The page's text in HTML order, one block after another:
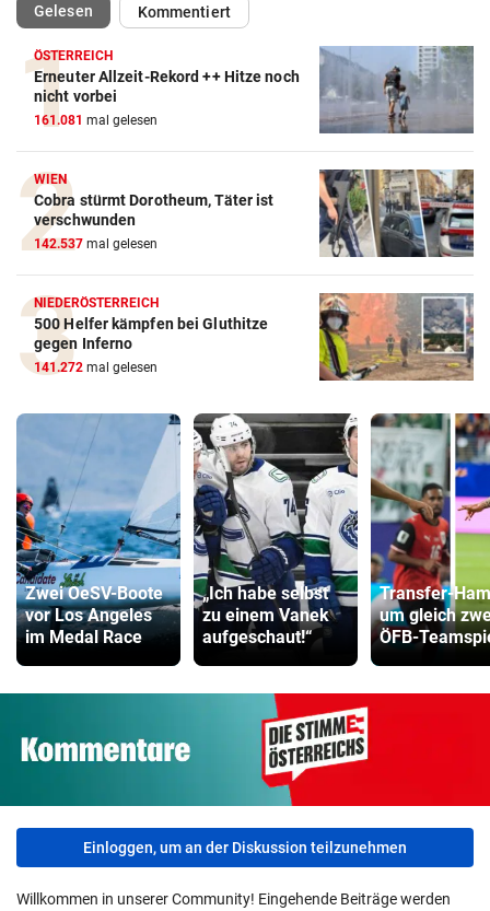
Gelesen(ausgewählt)Kommentiert
ÖSTERREICH
Erneuter Allzeit-Rekord ++ Hitze noch
nicht vorbei
161.081 mal gelesen
WIEN
Cobra stürmt Dorotheum, Täter ist
verschwunden
142.537 mal gelesen
NIEDERÖSTERREICH
500 Helfer kämpfen bei Gluthitze
gegen Inferno
141.272 mal gelesen
Zwei OeSV-Boote
vor Los Angeles
im Medal Race
„Ich habe selbst
zu einem Vanek
aufgeschaut!“
Transfer-
um gleich
ÖFB-
Einloggen, um an der Diskussion teilzunehmen
Willkommen in unserer Community! Eingehende Beiträge werden